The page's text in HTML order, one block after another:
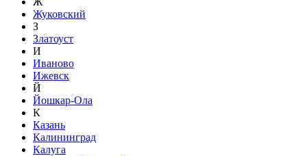
Жуковский
З
Златоуст
И
Иваново
Ижевск
Й
Йошкар-Ола
К
Казань
Калининград
Калуга